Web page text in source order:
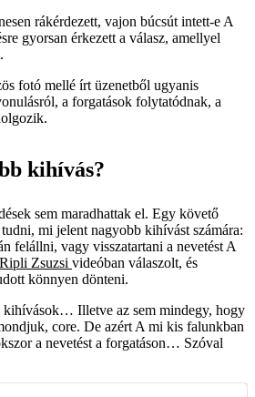
rákérdezett, vajon búcsút intett-e A
gyorsan érkezett a válasz, amellyel
fotó mellé írt üzenetből ugyanis
a forgatások folytatódnak, a
kihívás?
sem maradhattak el. Egy követő
mi jelent nagyobb kihívást számára:
felállni, vagy visszatartani a nevetést A
Ripli Zsuzsi videóban válaszolt, és
könnyen dönteni.
kihívások… Illetve az sem mindegy, hogy
core. De azért A mi kis falunkban
a nevetést a forgatáson… Szóval